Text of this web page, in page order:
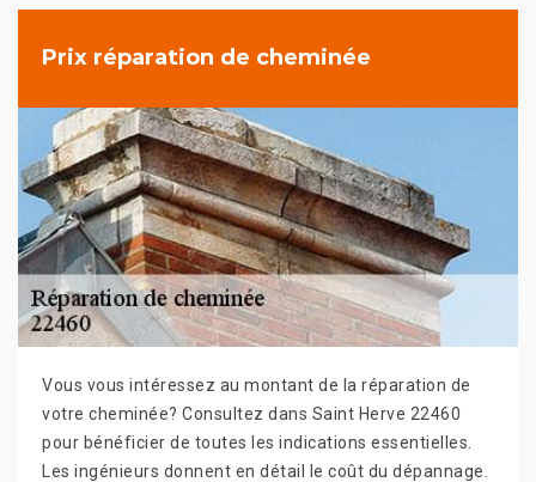
Prix réparation de cheminée
Vous vous intéressez au montant de la réparation de
votre cheminée? Consultez dans Saint Herve 22460
pour bénéficier de toutes les indications essentielles.
Les ingénieurs donnent en détail le coût du dépannage.